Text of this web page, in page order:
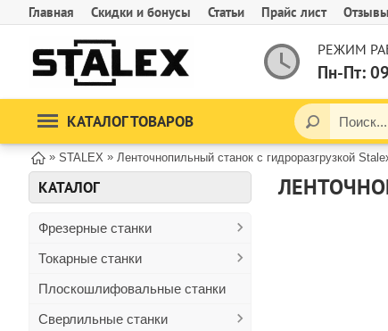
Главная Скидки и бонусы Статьи Прайс лист Отзывы
РЕЖИМ
Пн-Пт:
КАТАЛОГ ТОВАРОВ
» STALEX » Ленточнопильный станок с гидроразгрузкой
КАТАЛОГ
Фрезерные станки
Токарные станки
Плоскошлифовальные станки
Сверлильные станки